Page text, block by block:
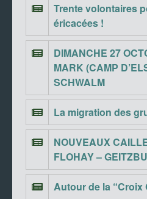
Trente volontaires
éricacées !
DIMANCHE 27
MARK (CAMP
SCHWALM
La migration des
NOUVEAUX
FLOHAY –
Autour de la “Croix